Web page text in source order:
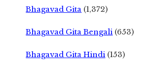
Bhagavad Gita (1,372)
Bhagavad Gita Bengali (653)
Bhagavad Gita Hindi (153)